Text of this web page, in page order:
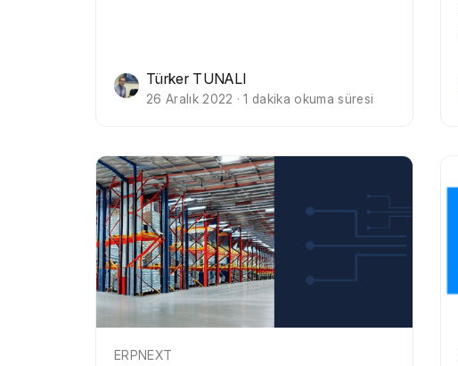
Türker TUNALI
26 Aralık 2022 · 1 dakika okuma süresi
ERPNEXT